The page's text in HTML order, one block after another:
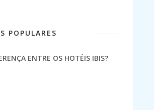
POPULARES
ENTRE OS HOTÉIS IBIS?